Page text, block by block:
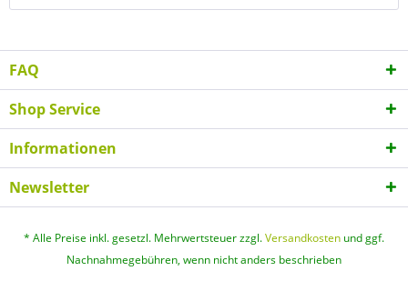
FAQ
Shop Service
Informationen
Newsletter
* Alle Preise inkl. gesetzl. Mehrwertsteuer zzgl.Versandkosten und ggf.
Nachnahmegebühren, wenn nicht anders beschrieben